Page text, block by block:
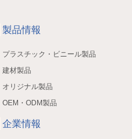
製品情報
プラスチック・ビニール製品
建材製品
オリジナル製品
OEM・ODM製品
企業情報